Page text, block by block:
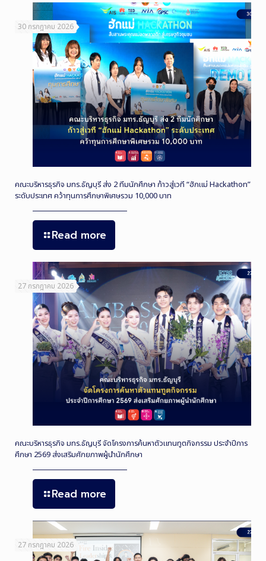
30 กรกฎาคม 2026
คณะบริหารธุรกิจ มทร.ธัญบุรี ส่ง 2 ทีมนักศึกษา ก้าวสู่เวที “ฮักแม่ Hackathon”
ระดับประเทศ คว้าทุนการศึกษาพิเศษรวม 10,000 บาท
Read more
27 กรกฎาคม 2026
คณะบริหารธุรกิจ มทร.ธัญบุรี จัดโครงการค้นหาตัวแทนทูตกิจกรรม ประจำปีการ
ศึกษา 2569 ส่งเสริมศักยภาพผู้นำนักศึกษา
Read more
27 กรกฎาคม 2026